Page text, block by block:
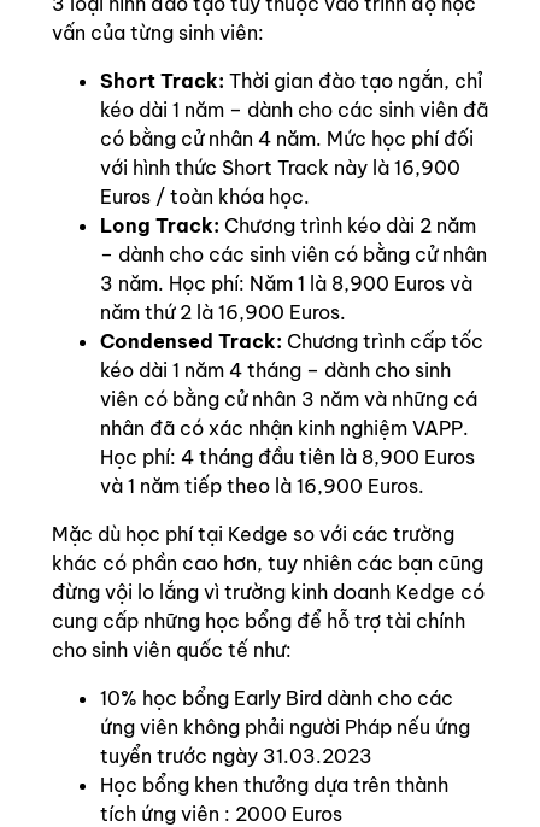
vấn của từng sinh viên:
Short Track: Thời gian đào tạo ngắn, chỉ
kéo dài 1 năm – dành cho các sinh viên đã
có bằng cử nhân 4 năm. Mức học phí đối
với hình thức Short Track này là 16,900
Euros / toàn khóa học.
Long Track: Chương trình kéo dài 2 năm
– dành cho các sinh viên có bằng cử nhân
3 năm. Học phí: Năm 1 là 8,900 Euros và
năm thứ 2 là 16,900 Euros.
Condensed Track: Chương trình cấp tốc
kéo dài 1 năm 4 tháng – dành cho sinh
viên có bằng cử nhân 3 năm và những cá
nhân đã có xác nhận kinh nghiệm VAPP.
Học phí: 4 tháng đầu tiên là 8,900 Euros
và 1 năm tiếp theo là 16,900 Euros.
Mặc dù học phí tại Kedge so với các trường
khác có phần cao hơn, tuy nhiên các bạn cũng
đừng vội lo lắng vì trường kinh doanh Kedge có
cung cấp những học bổng để hỗ trợ tài chính
cho sinh viên quốc tế như:
10% học bổng Early Bird dành cho các
ứng viên không phải người Pháp nếu ứng
tuyển trước ngày 31.03.2023
Học bổng khen thưởng dựa trên thành
tích ứng viên : 2000 Euros